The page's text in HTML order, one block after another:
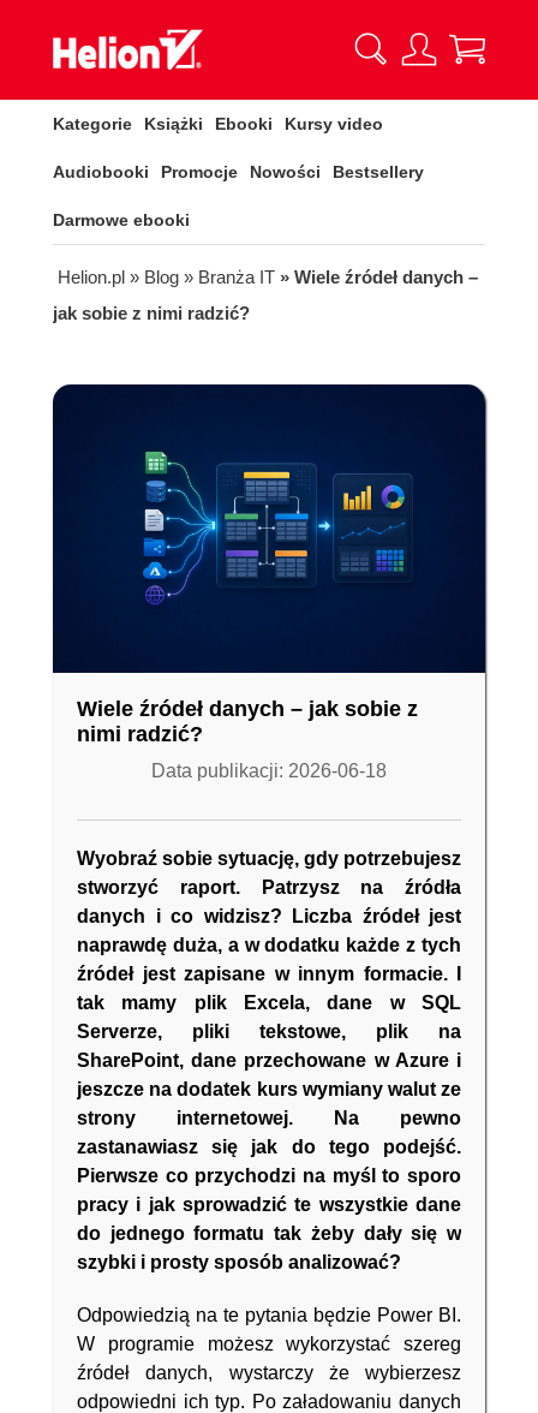
Kategorie Książki Ebooki Kursy video
Audiobooki Promocje Nowości Bestsellery
Darmowe ebooki
Helion.pl » Blog » Branża IT » Wiele źródeł danych –
jak sobie z nimi radzić?
Wiele źródeł danych – jak sobie z
nimi radzić?
Data publikacji: 2026-06-18
Wyobraź sobie sytuację, gdy potrzebujesz
stworzyć raport. Patrzysz na źródła
danych i co widzisz? Liczba źródeł jest
naprawdę duża, a w dodatku każde z tych
źródeł jest zapisane w innym formacie. I
tak mamy plik Excela, dane w SQL
Serverze, pliki tekstowe, plik na
SharePoint, dane przechowane w Azure i
jeszcze na dodatek kurs wymiany walut ze
strony internetowej. Na pewno
zastanawiasz się jak do tego podejść.
Pierwsze co przychodzi na myśl to sporo
pracy i jak sprowadzić te wszystkie dane
do jednego formatu tak żeby dały się w
szybki i prosty sposób analizować?
Odpowiedzią na te pytania będzie Power BI.
W programie możesz wykorzystać szereg
źródeł danych, wystarczy że wybierzesz
odpowiedni ich typ. Po załadowaniu danych